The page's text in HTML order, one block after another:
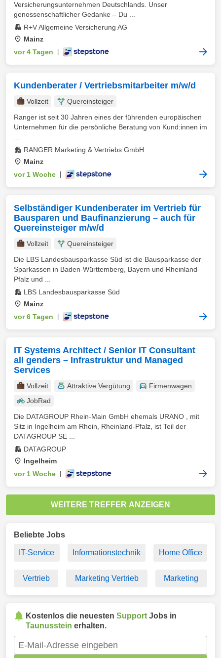
Versicherungsunternehmen Deutschlands. Unser
genossenschaftlicher Gedanke – Du ...
R+V Allgemeine Versicherung AG
Mainz
vor 4 Tagen
Kundenberater / Vertriebsmitarbeiter m/w/d
Vollzeit
Quereinsteiger
Ranger ist seit 30 Jahren eines der führenden europäischen
Unternehmen für die persönliche Beratung von Kund:innen im
RANGER Marketing & Vertriebs GmbH
Mainz
vor 1 Woche
Selbständiger Kundenberater im Vertrieb für
Bausparen und Baufinanzierung – auch für
Quereinsteiger m/w/d
Vollzeit
Quereinsteiger
Die LBS Landesbausparkasse Süd ist die Bausparkasse der
Sparkassen in Baden-Württemberg, Bayern und Rheinland-
Pfalz und ...
LBS Landesbausparkasse Süd
Mainz
vor 6 Tagen
IT Systems Architect / Senior IT Consultant
all genders – Infrastruktur und Managed
Services
Vollzeit Attraktive Vergütung
Firmenwagen
JobRad
Die DATAGROUP Rhein-Main GmbH ehemals URANO , mit
Sitz in Ingelheim am Rhein, Rheinland-Pfalz, ist Teil der
DATAGROUP SE ...
DATAGROUP
Ingelheim
vor 1 Woche
WEITERE TREFFER ANZEIGEN
Beliebte Jobs
IT-Service Informationstechnik Home Office
Vertrieb Marketing Vertrieb Marketing
Kostenlos die neuesten Support Jobs in
Taunusstein erhalten.